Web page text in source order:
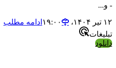
- و...
۱۲ تیر ۱۴۰۴،‏ ۱۹:۰۰
ادامه مطلب
تبلیغات
دانلود